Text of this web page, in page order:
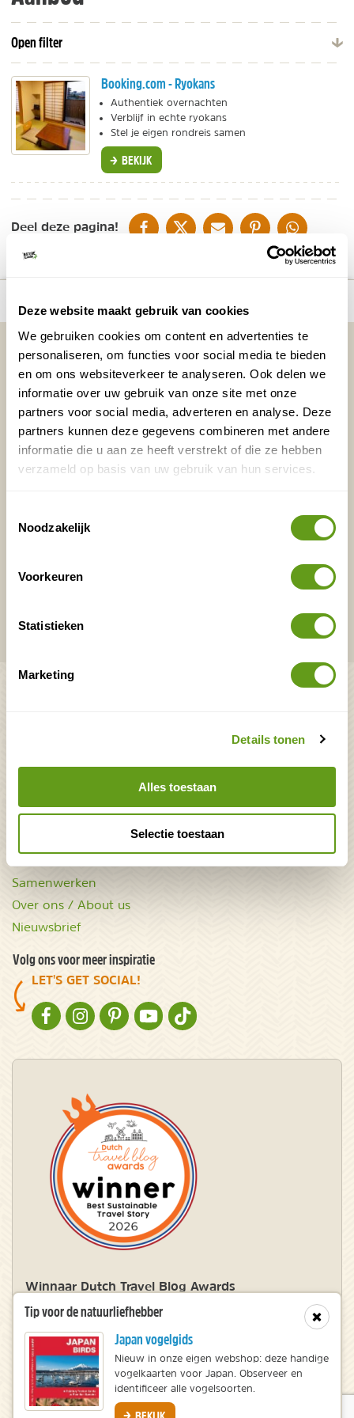
Deze website maakt gebruik van cookies
We gebruiken cookies om content en advertenties te
personaliseren, om functies voor social media te bieden
en om ons websiteverkeer te analyseren. Ook delen we
informatie over uw gebruik van onze site met onze
partners voor social media, adverteren en analyse. Deze
partners kunnen deze gegevens combineren met andere
informatie die u aan ze heeft verstrekt of die ze hebben
verzameld op basis van uw gebruik van hun services.
Noodzakelijk
Voorkeuren
Statistieken
Marketing
Details tonen
Alles toestaan
Selectie toestaan
Open filter
Booking.com - Ryokans
Authentiek overnachten
Verblijf in echte ryokans
Stel je eigen rondreis samen
BEKIJK
Deel deze pagina! DELEN OP FACEBOOK
DELEN OP XDELEN VIA DE MAIL
DELEN OP PINTEREST
DELEN OP
in Japan
Vakantietips & Inspiratie?
Voornaam Achternaam
E-mailadres* Waar ligt je interesse?
Nederland
VERZENDEN
Onontdekte plekjes en leuke aanbiedingen voor
Zoek op reistype
Samenwerken
Over ons / About us
Nieuwsbrief
Volg ons voor meer inspiratie
LET'S GET SOCIAL!
NATURESCANNER OP FACEBOOK
NATURESCANNER OP INSTAGRAM
NATURESCANNER OP PINTEREST
NATURESCANNER OP YOUTUBE
NATURESCANNER OP TIKTOK
Winnaar Dutch Travel Blog Awards
© 2010 – 2026 NatureScanner.nl
Veelgestelde vragen
Privacy statement
Disclaimer
Sluit
Tip voor de natuurliefhebber
Japan vogelgids
Nieuw in onze eigen webshop: deze handige
vogelkaarten voor Japan. Observeer en
identificeer alle vogelsoorten.